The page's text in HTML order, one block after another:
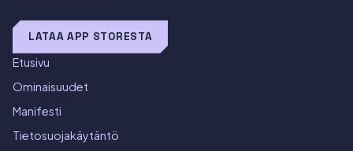
LATAA APP STORESTA
Etusivu
Ominaisuudet
Manifesti
Tietosuojakäytäntö